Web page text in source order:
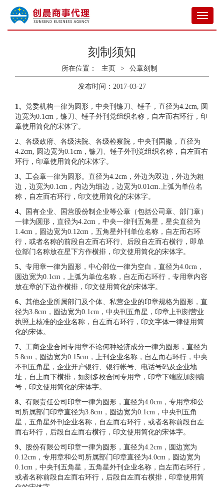
服务热线
0755-28606699
切
换
导
刻制须知
所在位置： 主页 > 公章刻制
发布时间：2017-03-27
1、 党委机构一律为圆形，中央刊镰刀、锤子，直径为4.2cm, 圆
边宽为0.1cm，镰刀、锤子外刊党组织名称，自左而右环行，印
章使用简化的宋体字。
2、各级政府、各级法院、各级检察院，中央刊国徽，直径为
4.2cm, 圆边宽为0.1cm，镰刀、锤子外刊党组织名称，自左而右
环行，印章使用简化的宋体字。
3、 工会章一律为圆形。直径为4.2cm，外边为双边，外边为粗
边，边宽为0.1cm，内边为细边，边宽为0.01cm.上弧为单位名
称，自左而右环行，印文使用简化的宋体字。
4、
国有企业、国营股份制企业等公章（包括公司章、部门章）
一律为圆形，直径为4.2cm，中央一律刊五角星，星尖直径为
1.4cm，圆边宽为0.12cm，五角星外刊单位名称，自左而右环
行，或者名称的前段自左而右环行、后段自左而右横行，即单
位部门名称放在星下方作横排，印文使用简化的宋体字。
5、 专用章一律为圆形，中心部位一律为空白，直径为4.0cm，
圆边宽为0.1cm，上弧为单位名称，自左而右环行，专用章内容
放在章的下边作横排，印文使用简化的宋体字。
6、 其他企业所属部门及个体、私营企业的印章规格为圆形，直
径为3.8cm，圆边宽为0.1cm，中央刊五角星，印章上刊刻营业
执照上核准的企业名称，自左而右环行，印文字体一律使用简
化的宋体。
7、 工商企业合同专用章不论何种经济成分一律为圆形，直径为
5.8cm，圆边宽为0.15cm，上刊企业名称，自左而右环行，中央
不刊五角星，企业开户银行、银行帐号、电话号码及企业地
址，自上而下横排，如刻多枚合同专用章，印章下端应加刻编
号，印文使用简化的宋体字。
8、 有限责任公司印章一律为圆形，直径为4.0cm，专用章和公
司所属部门印章直径为3.8cm，圆边宽为0.1cm，中央刊五角
星，五角星外刊企业名称，自左而右环行，或者名称前段自左
而右环行，后段自左而右横行，印文使用简化的宋体字。
9、 股份有限公司印章一律为圆形，直径为4.2cm，圆边宽为
0.12cm，专用章和公司所属部门印章直径为4.0cm，圆边宽为
0.1cm，中央刊五角星，五角星外刊企业名称，自左而右环行，
或者名称前段自左而右环行，后段自左而右横排，印章使用简